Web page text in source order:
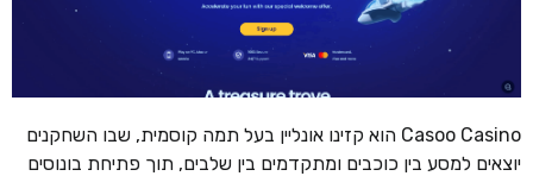
Casoo Casino הוא קזינו אונליין בעל תמה קוסמית, שבו השחקנים
יוצאים למסע בין כוכבים ומתקדמים בין שלבים, תוך פתיחת בונוסים